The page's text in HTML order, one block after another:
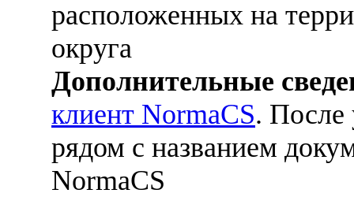
расположенных на
округа
Дополнительные
клиент NormaCS. После
рядом с названием
NormaCS